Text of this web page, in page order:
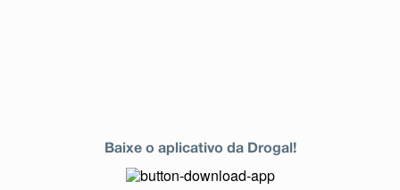
Baixe o aplicativo da Drogal!